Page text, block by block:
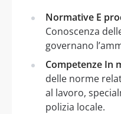
Normative E
Conoscenza
governano
Competenze In
delle norme
al lavoro,
polizia locale.